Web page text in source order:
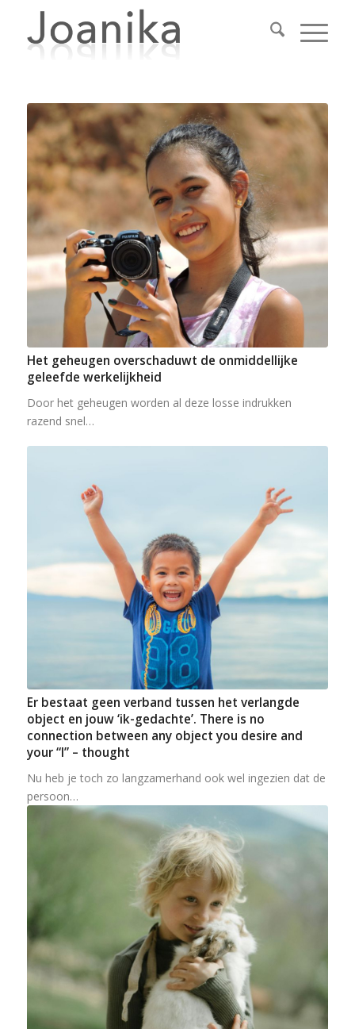
Het geheugen overschaduwt de onmiddellijke
geleefde werkelijkheid
Door het geheugen worden al deze losse indrukken
razend snel…
Er bestaat geen verband tussen het verlangde
object en jouw ‘ik-gedachte’. There is no
connection between any object you desire and
your “I” – thought
Nu heb je toch zo langzamerhand ook wel ingezien dat de
persoon…